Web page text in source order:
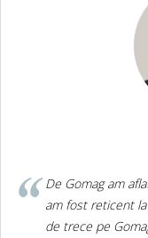
De Gomag am
am fost reticent
de trece pe